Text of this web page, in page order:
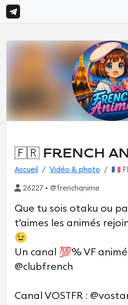
🇫🇷 FRENCH
Accueil Vidéo & photo 🇫🇷
26227 • @frenchanime
Que tu sois otaku ou
t'aimes les animés
😉
Un canal 💯% VF
@clubfrench
Canal VOSTFR :